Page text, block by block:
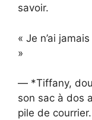
savoir.
« Je n’ai
»
— *Tiffany,
son sac à dos
pile de